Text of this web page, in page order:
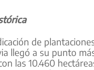
de
llegó a su punto
las 10.460